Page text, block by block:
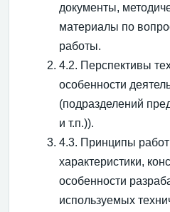
документы,
материалы по
работы.
4.2. Перспективы
особенности
(подразделений
и т.п.)).
4.3. Принципы
характеристики,
особенности
используемых